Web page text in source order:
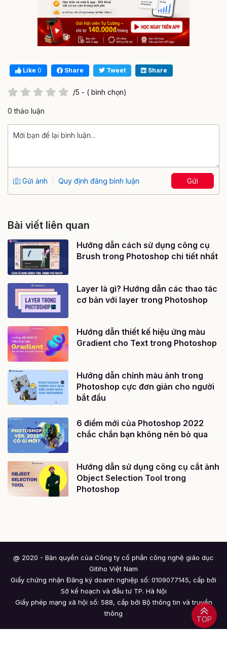
Like 0 Share Tweet Share
/5 - ( bình chọn)
0 thảo luận
Gửi ảnh Quy định đăng bình luận Gửi
Bài viết liên quan
Hướng dẫn cách sử dụng công cụ
Brush trong Photoshop chi tiết nhất
Layer là gì? Hướng dẫn các thao tác
cơ bản với layer trong Photoshop
Hướng dẫn thiết kế hiệu ứng màu
Gradient cho Text trong Photoshop
Hướng dẫn chỉnh màu ảnh trong
Photoshop cực đơn giản cho người
bắt đầu
6 điểm mới của Photoshop 2022
chắc chắn bạn không nên bỏ qua
Hướng dẫn sử dụng công cụ cắt ảnh
Object Selection Tool trong
Photoshop
TOP
@ 2020 - Bản quyền của Công ty cổ phần công nghệ giáo dục
Gitiho Việt Nam
Giấy chứng nhận Đăng ký doanh nghiệp số: 0109077145, cấp bởi
Sở kế hoạch và đầu tư TP. Hà Nội
Giấy phép mạng xã hội số: 588, cấp bởi Bộ thông tin và truyền
thông